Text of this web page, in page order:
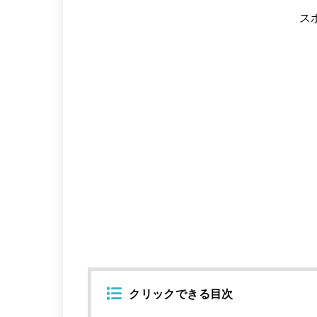
ス
クリックできる目次